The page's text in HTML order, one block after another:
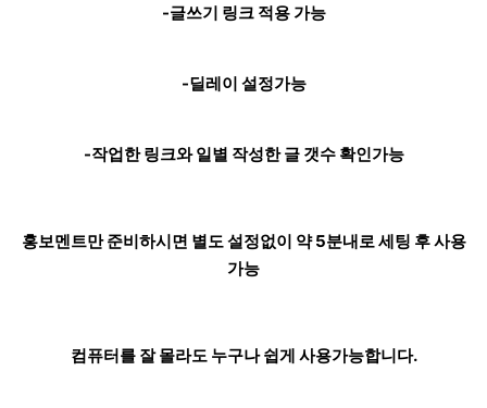
-글쓰기 링크 적용 가능
-딜레이 설정가능
-작업한 링크와 일별 작성한 글 갯수 확인가능
홍보멘트만 준비하시면 별도 설정없이 약 5분내로 세팅 후 사용
가능
컴퓨터를 잘 몰라도 누구나 쉽게 사용가능합니다.